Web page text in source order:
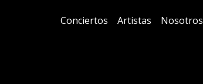
Conciertos Artistas Nosotros